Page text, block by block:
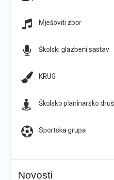
Mješoviti zbor
Školski glazbeni sastav
KRUG
Školsko planinarsko
Sportska grupa
Novosti